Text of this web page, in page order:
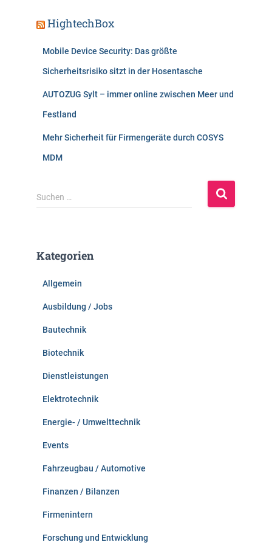
HightechBox
Mobile Device Security: Das größte
Sicherheitsrisiko sitzt in der Hosentasche
AUTOZUG Sylt – immer online zwischen Meer und
Festland
Mehr Sicherheit für Firmengeräte durch COSYS
MDM
S
u
n
Suchen …
Kategorien
Allgemein
Ausbildung / Jobs
Bautechnik
Biotechnik
Dienstleistungen
Elektrotechnik
Energie- / Umwelttechnik
Events
Fahrzeugbau / Automotive
Finanzen / Bilanzen
Firmenintern
Forschung und Entwicklung